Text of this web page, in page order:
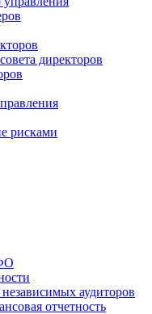
директоров
рисками
аудиторов
отчетность